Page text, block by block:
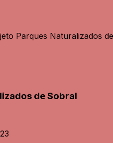
Parques Naturalizados
de Sobral